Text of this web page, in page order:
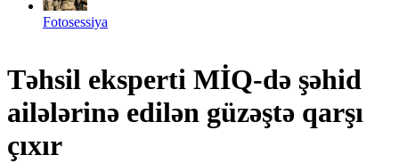
Fotosessiya
Təhsil eksperti MİQ-də şəhid
ailələrinə edilən güzəştə qarşı
çıxır